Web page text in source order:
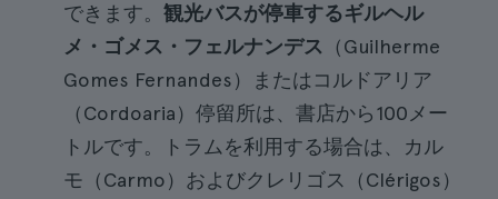
できます。 観光バスが停車するギルヘル
メ・ゴメス・フェルナンデス （Guilherme
Gomes Fernandes）またはコルドアリア
（Cordoaria）停留所は、書店から100メー
トルです。トラムを利用する場合は、カル
モ（Carmo）およびクレリゴス（Clérigos）